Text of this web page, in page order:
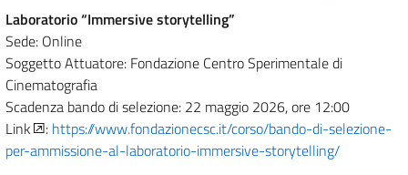
Laboratorio “Immersive storytelling”
Sede: Online
Soggetto Attuatore: Fondazione Centro Sperimentale di
Cinematografia
Scadenza bando di selezione: 22 maggio 2026, ore 12:00
Link
: https://www.fondazionecsc.it/corso/bando-di-selezione-
per-ammissione-al-laboratorio-immersive-storytelling/